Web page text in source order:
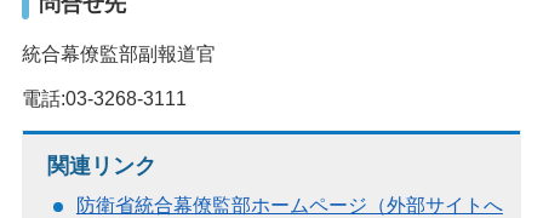
統合幕僚監部副報道官
電話:03-3268-3111
関連リンク
防衛省統合幕僚監部ホームページ（外部サイトへ